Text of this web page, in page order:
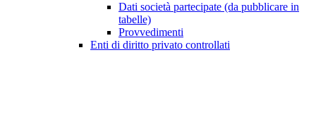
Dati società partecipate (da pubblicare in
tabelle)
Provvedimenti
Enti di diritto privato controllati